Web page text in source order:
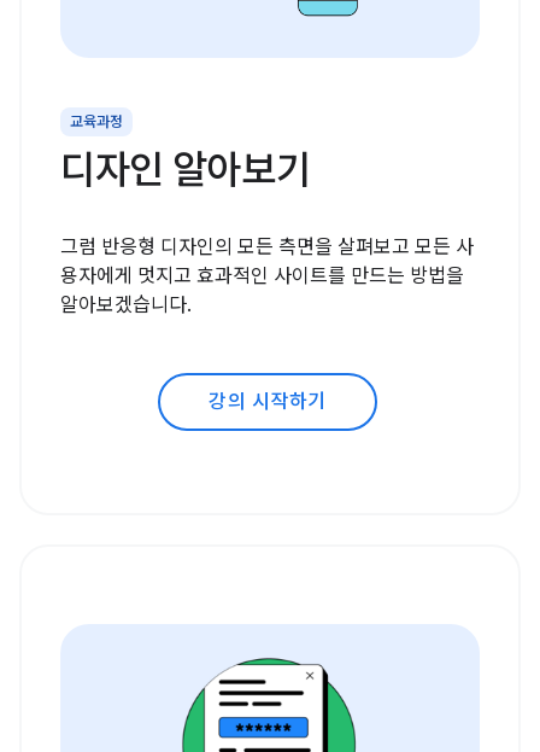
교육과정
디자인 알아보기
그럼 반응형 디자인의 모든 측면을 살펴보고 모든 사
용자에게 멋지고 효과적인 사이트를 만드는 방법을
알아보겠습니다.
강의 시작하기